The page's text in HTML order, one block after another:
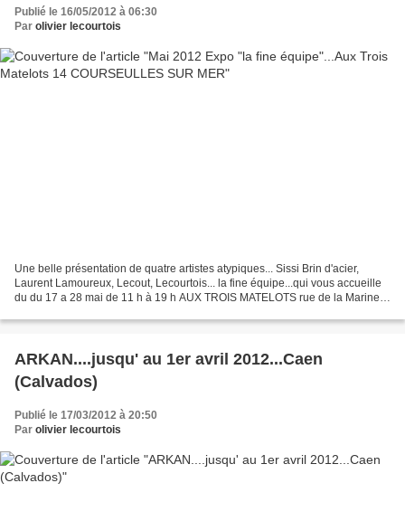
Publié le 16/05/2012 à 06:30
Par olivier lecourtois
Une belle présentation de quatre artistes atypiques... Sissi Brin d'acier,
Laurent Lamoureux, Lecout, Lecourtois... la fine équipe...qui vous accueille
du du 17 a 28 mai de 11 h à 19 h AUX TROIS MATELOTS rue de la Marine
ARKAN....jusqu' au 1er avril 2012...Caen
(Calvados)
Publié le 17/03/2012 à 20:50
Par olivier lecourtois